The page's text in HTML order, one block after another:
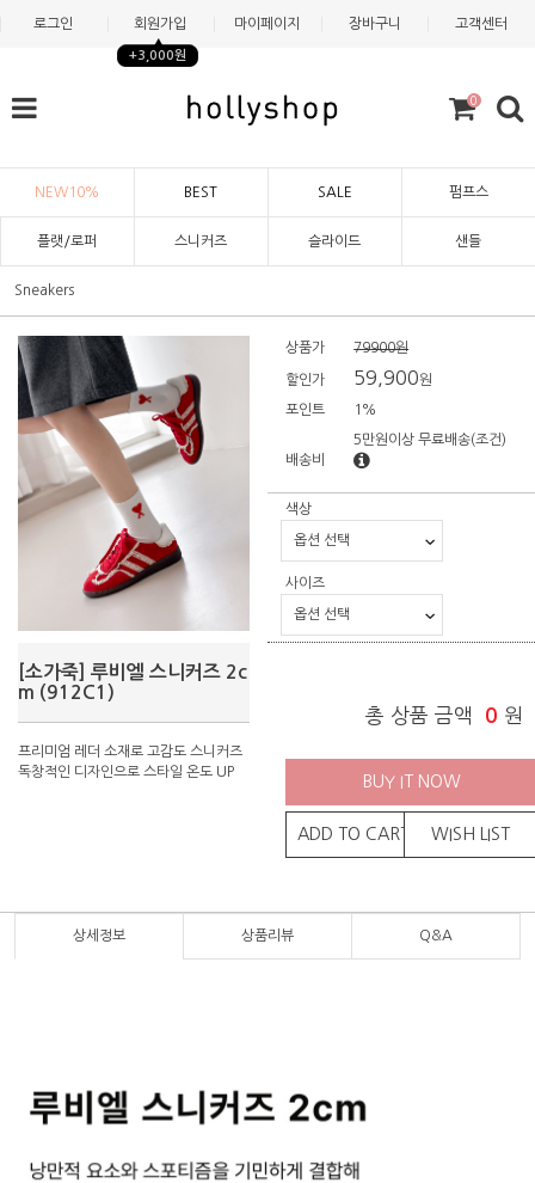
로그인 회원가입
+3,000원
마이페이지 장바구니 고객센터
0
NEW10% BEST SALE 펌프스
플랫/로퍼 스니커즈 슬라이드 샌들
Sneakers
[소가죽] 루비엘 스니커즈 2c
m (912C1)
프리미엄 레더 소재로 고감도 스니커즈
독창적인 디자인으로 스타일 온도 UP
상품가 79900원
할인가 59,900원
포인트 1%
배송비
5만원이상 무료배송(조건)
색상
사이즈
총 상품 금액 0 원
BUY IT NOW
ADD TO CART WISH LIST
상세정보 상품리뷰 Q&A